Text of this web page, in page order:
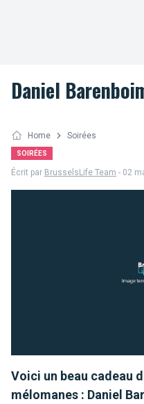
Daniel
Home Soirées
SOIRÉES
Écrit par BrusselsLife Team - 02
Voici un beau cadeau
mélomanes : Daniel